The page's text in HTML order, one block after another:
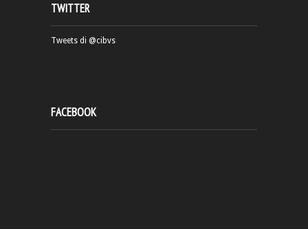
TWITTER
Tweets di @cibvs
FACEBOOK